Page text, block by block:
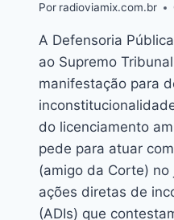
Por radioviamix.com.br
A Defensoria
ao Supremo
manifestação para
do licenciamento
pede para atuar
(amigo da Corte)
ações diretas de
(ADIs) que